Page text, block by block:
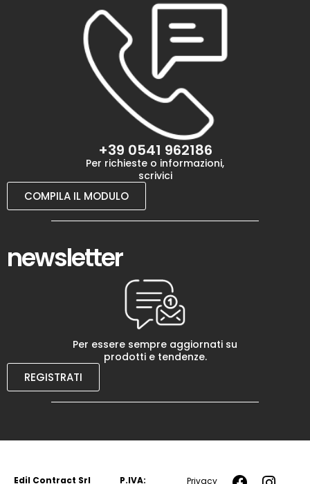
+39 0541 962186
Per richieste o informazioni,
scrivici
COMPILA IL MODULO
newsletter
Per essere sempre aggiornati su
prodotti e tendenze.
REGISTRATI
Edil Contract Srl P.IVA: Privacy